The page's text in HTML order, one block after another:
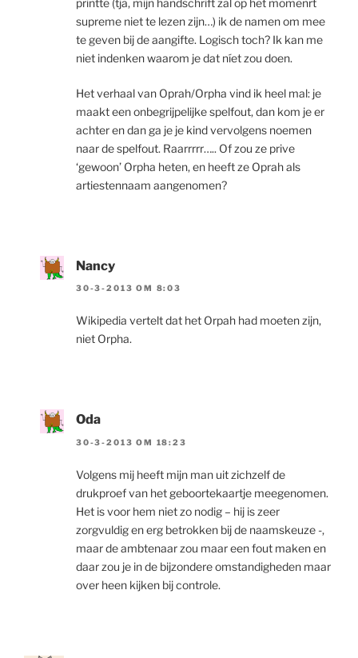
supreme niet te lezen zijn…) ik de namen om mee
te geven bij de aangifte. Logisch toch? Ik kan me
niet indenken waarom je dat níet zou doen.
Het verhaal van Oprah/Orpha vind ik heel mal: je
maakt een onbegrijpelijke spelfout, dan kom je er
achter en dan ga je je kind vervolgens noemen
naar de spelfout. Raarrrrr….. Of zou ze prive
‘gewoon’ Orpha heten, en heeft ze Oprah als
artiestennaam aangenomen?
Nancy
30-3-2013 OM 8:03
Wikipedia vertelt dat het Orpah had moeten zijn,
niet Orpha.
Oda
30-3-2013 OM 18:23
Volgens mij heeft mijn man uit zichzelf de
drukproef van het geboortekaartje meegenomen.
Het is voor hem niet zo nodig – hij is zeer
zorgvuldig en erg betrokken bij de naamskeuze -,
maar de ambtenaar zou maar een fout maken en
daar zou je in de bijzondere omstandigheden maar
over heen kijken bij controle.